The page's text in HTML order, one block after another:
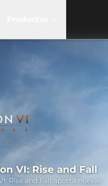
VI: Rise and Fall
Rise and Fall aporta nuevas